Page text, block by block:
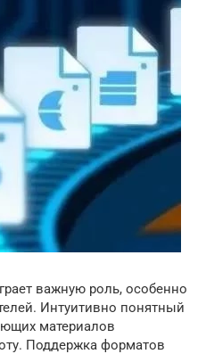
важную роль, особенно
Интуитивно понятный
материалов
Поддержка форматов